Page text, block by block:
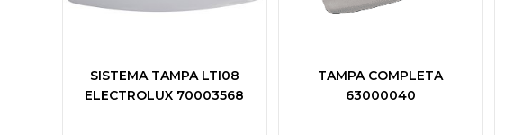
SISTEMA TAMPA LTI08
ELECTROLUX 70003568
TAMPA COMPLETA
63000040